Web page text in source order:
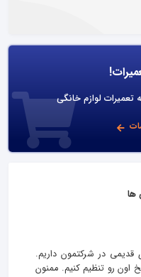
تعمیرات لوازم خانگی
ها
قدیمی در شرکتمون داریم.
اون رو تنظیم کنیم. ممنون